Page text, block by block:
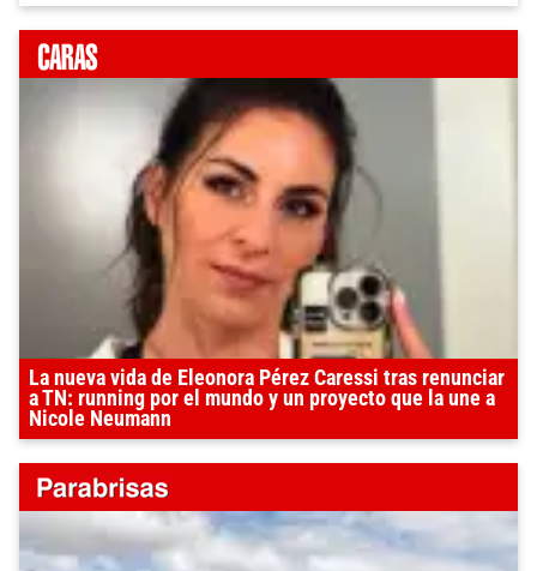
La nueva vida de Eleonora Pérez Caressi tras renunciar
a TN: running por el mundo y un proyecto que la une a
Nicole Neumann